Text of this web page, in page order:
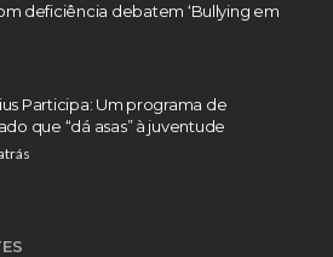
deficiência debatem ‘Bullying em
Participa: Um programa de
que “dá asas” à juventude